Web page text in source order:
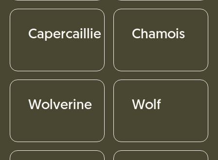
Capercaillie Chamois
Wolverine Wolf